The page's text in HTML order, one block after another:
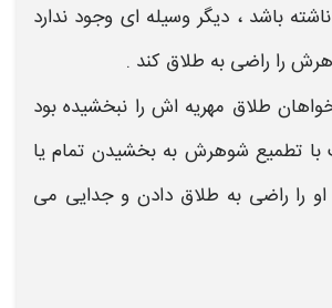
باشد ، دیگر وسیله ای وجود ندارد
را راضی به طلاق کند .
طلاق مهریه اش را نبخشیدهبود
با تطمیع شوهرش بهبخشیدن تمام یا
او را راضی به طلاق دادن و جدایی می‌